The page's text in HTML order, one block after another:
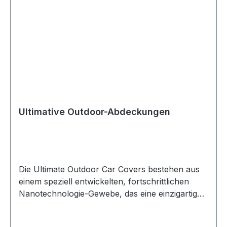
Ultimative Outdoor-Abdeckungen
Die Ultimate Outdoor Car Covers bestehen aus
einem speziell entwickelten, fortschrittlichen
Nanotechnologie-Gewebe, das eine einzigartige